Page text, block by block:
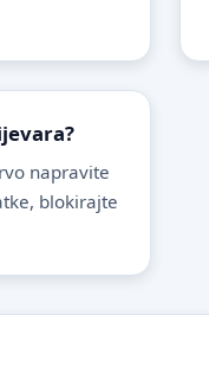
napravite
blokirajte